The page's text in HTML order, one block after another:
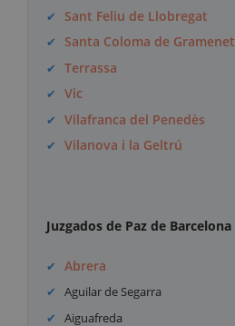
Sant Feliu de Llobregat
Santa Coloma de Gramenet
Terrassa
Vic
Vilafranca del Penedès
Vilanova i la Geltrú
Juzgados de Paz de Barcelona
Abrera
Aguilar de Segarra
Aiguafreda